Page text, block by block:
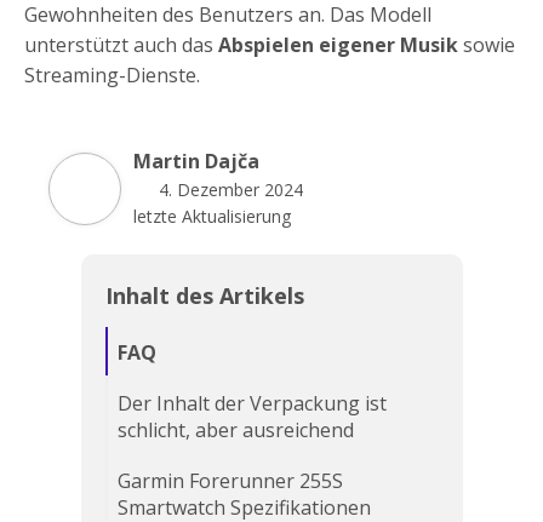
Gewohnheiten des Benutzers an. Das Modell
unterstützt auch das Abspielen eigener Musiksowie
Streaming-Dienste.
Martin Dajča
4. Dezember 2024
letzte Aktualisierung
Inhalt des Artikels
FAQ
Der Inhalt der Verpackung ist
schlicht, aber ausreichend
Garmin Forerunner 255S
Smartwatch Spezifikationen